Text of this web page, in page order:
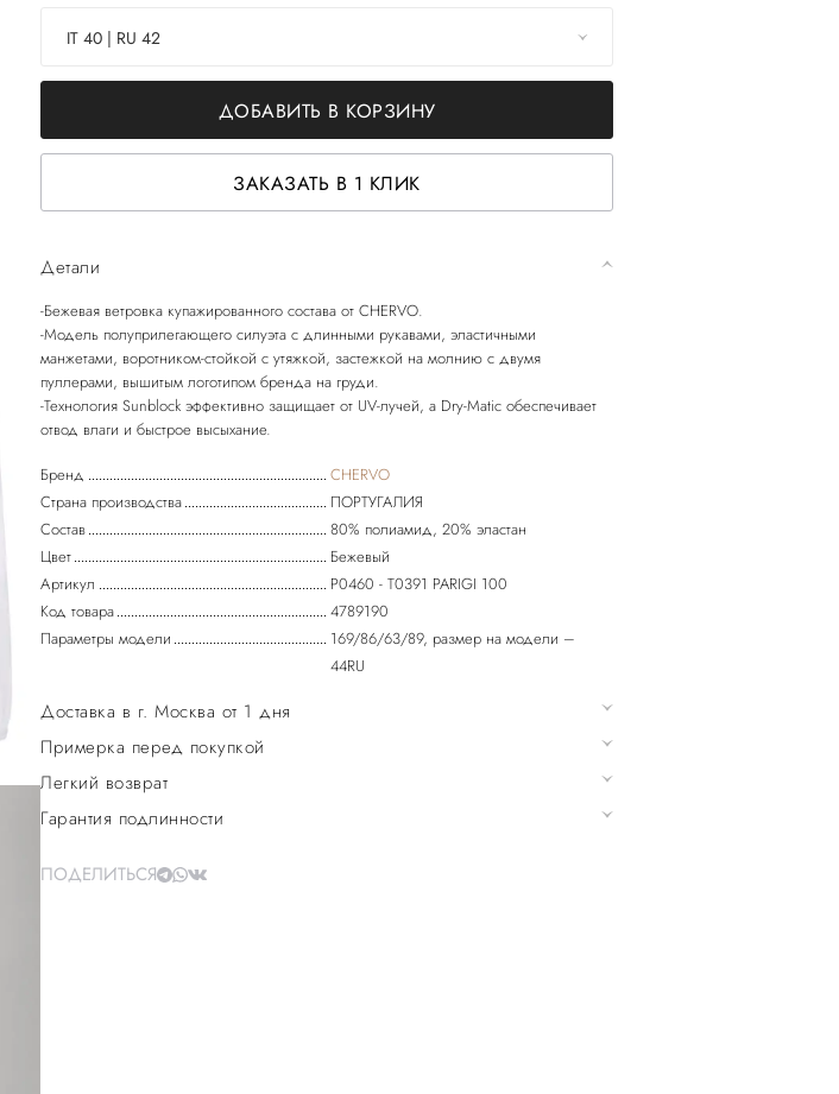
IT 40 | RU 42
ДОБАВИТЬ В КОРЗИНУ
ЗАКАЗАТЬ В 1 КЛИК
Детали
-Бежевая ветровка купажированного состава от CHERVO.
-Модель полуприлегающего силуэта с длинными рукавами, эластичными
манжетами, воротником-стойкой с утяжкой, застежкой на молнию с двумя
пуллерами, вышитым логотипом бренда на груди.
-Технология Sunblock эффективно защищает от UV-лучей, а Dry-Matic обеспечивает
Бренд
CHERVO
Страна производства
ПОРТУГАЛИЯ
Состав
80% полиамид, 20% эластан
Цвет
Бежевый
Артикул
P0460 - T0391 PARIGI 100
Код товара
4789190
Параметры модели
169/86/63/89, размер на модели –
44RU
Доставка в г. Москва от 1 дня
Примерка перед покупкой
Легкий возврат
Гарантия подлинности
ПОДЕЛИТЬСЯ